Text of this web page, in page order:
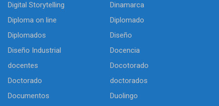
Digital Storytelling
Dinamarca
Diploma on line
Diplomado
Diplomados
Diseño
Diseño Industrial
Docencia
docentes
Docotorado
Doctorado
doctorados
Documentos
Duolingo